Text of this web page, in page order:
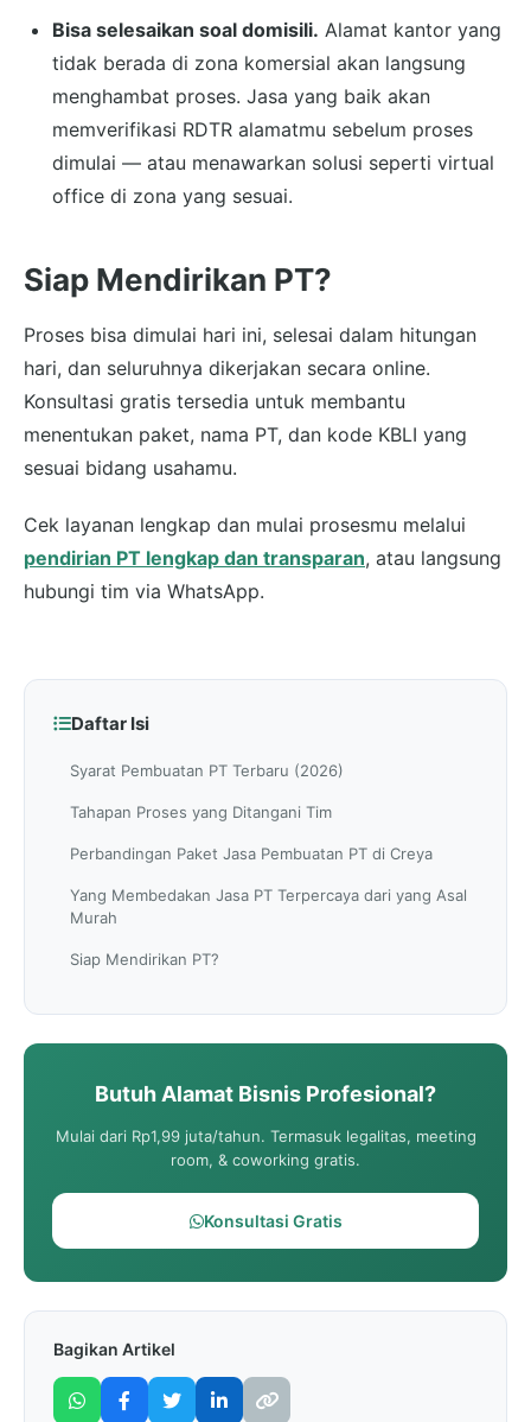
Bisa selesaikan soal domisili. Alamat kantor yang
tidak berada di zona komersial akan langsung
menghambat proses. Jasa yang baik akan
memverifikasi RDTR alamatmu sebelum proses
dimulai — atau menawarkan solusi seperti virtual
office di zona yang sesuai.
Siap Mendirikan PT?
Proses bisa dimulai hari ini, selesai dalam hitungan
hari, dan seluruhnya dikerjakan secara online.
Konsultasi gratis tersedia untuk membantu
menentukan paket, nama PT, dan kode KBLI yang
sesuai bidang usahamu.
Cek layanan lengkap dan mulai prosesmu melalui
pendirian PT lengkap dan transparan, atau langsung
hubungi tim via WhatsApp.
Daftar Isi
Syarat Pembuatan PT Terbaru (2026)
Tahapan Proses yang Ditangani Tim
Perbandingan Paket Jasa Pembuatan PT di Creya
Yang Membedakan Jasa PT Terpercaya dari yang Asal
Murah
Siap Mendirikan PT?
Butuh Alamat Bisnis Profesional?
Mulai dari Rp1,99 juta/tahun. Termasuk legalitas, meeting
room, & coworking gratis.
Konsultasi Gratis
Bagikan Artikel